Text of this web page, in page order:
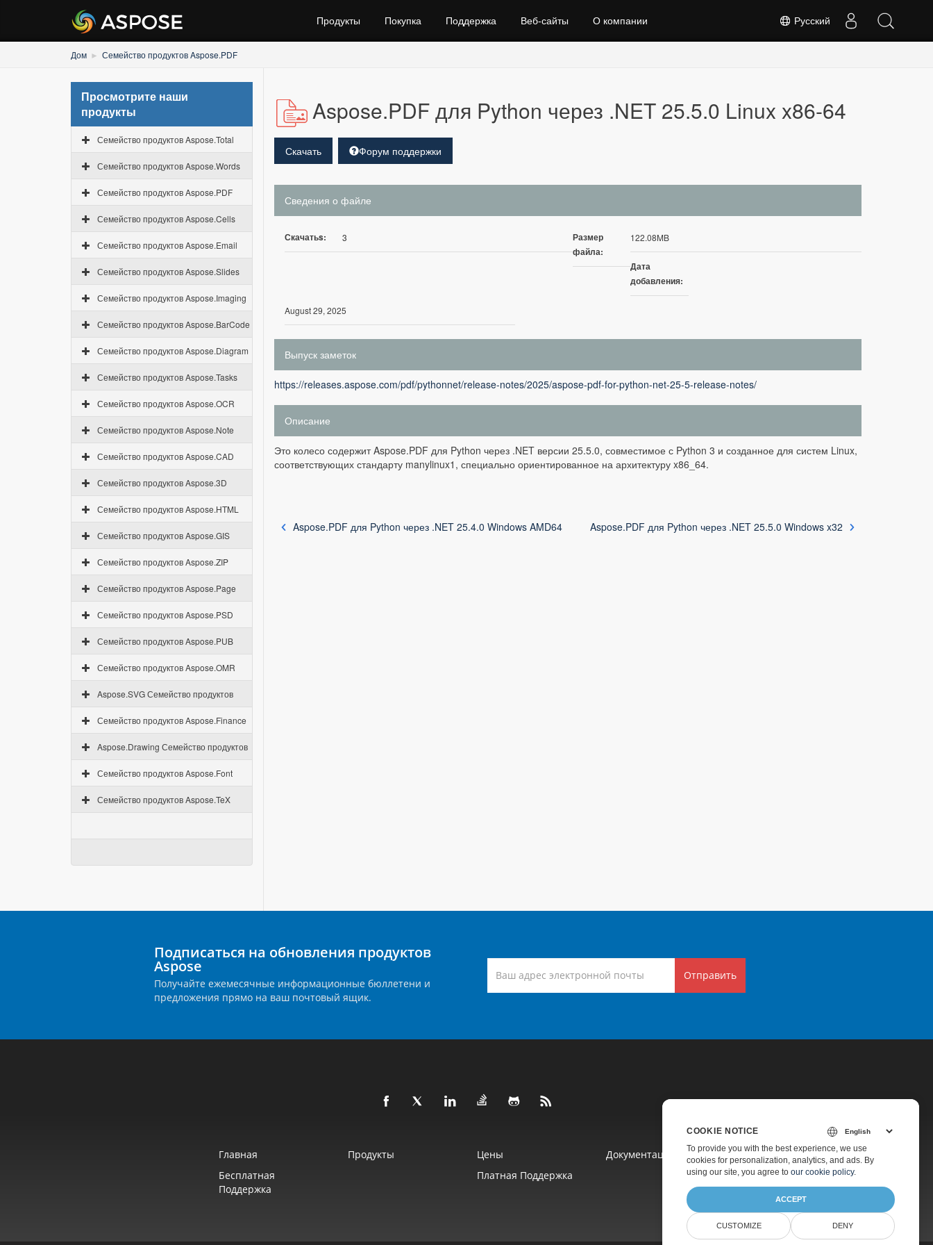
Русский
Продукты Покупка Поддержка Веб‑сайты О компании
Дом Семейство продуктов Aspose.PDF
Просмотрите наши
продукты
Семейство продуктов Aspose.Total
Семейство продуктов Aspose.Words
Семейство продуктов Aspose.PDF
Семейство продуктов Aspose.Cells
Семейство продуктов Aspose.Email
Семейство продуктов Aspose.Slides
Семейство продуктов Aspose.Imaging
Семейство продуктов Aspose.BarCode
Семейство продуктов Aspose.Diagram
Семейство продуктов Aspose.Tasks
Семейство продуктов Aspose.OCR
Семейство продуктов Aspose.Note
Семейство продуктов Aspose.CAD
Семейство продуктов Aspose.3D
Семейство продуктов Aspose.HTML
Семейство продуктов Aspose.GIS
Семейство продуктов Aspose.ZIP
Семейство продуктов Aspose.Page
Семейство продуктов Aspose.PSD
Семейство продуктов Aspose.PUB
Семейство продуктов Aspose.OMR
Aspose.SVG Семейство продуктов
Семейство продуктов Aspose.Finance
Aspose.Drawing Семейство продуктов
Семейство продуктов Aspose.Font
Семейство продуктов Aspose.TeX
Aspose.PDF для Python через .NET 25.5.0 Linux x86-64
Скачать Форум поддержки
Сведения о файле
Скачатьs: 3
Размер
файла:
122.08MB
Дата
добавления:
August 29, 2025
Выпуск заметок
https://releases.aspose.com/pdf/pythonnet/release-notes/2025/aspose-pdf-for-python-net-25-5-release-notes/
Описание
Это колесо содержит Aspose.PDF для Python через .NET версии 25.5.0, совместимое с Python 3 и созданное для систем Linux,
соответствующих стандарту manylinux1, специально ориентированное на архитектуру x86_64.
Aspose.PDF для Python через .NET 25.4.0 Windows AMD64 Aspose.PDF для Python через .NET 25.5.0 Windows x32
Подписаться на обновления продуктов
Aspose
Получайте ежемесячные информационные бюллетени и
предложения прямо на ваш почтовый ящик.
Отправить
Главная Продукты Цены
Документация
Бесплатная
Поддержка
Платная Поддержка
COOKIE NOTICE
To provide you with the best experience, we use
cookies for personalization, analytics, and ads. By
using our site, you agree to our cookie policy.
ACCEPT
CUSTOMIZE DENY